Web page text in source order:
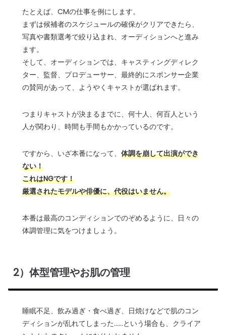
たとえば、CMの仕事を例にします。
まずは候補者のスケジュールの確保がクリアできたら、
写真や書類選考で絞り込まれ、オーディションへと進み
ます。
そして、オーディションでは、キャスティングディレク
ター、監督、プロデューサー、最終的にスポンサー企業
の賛同があって、ようやくキャストが選ばれます。
つまりキャストが決まるまでに、何十人、何百人という
人が関わり、時間も手間もかかっているのです。
ですから、いざ本番になって、 体調を崩して出演ができ
ない！
これはNGです！
厳選されたモデルや俳優に、代役はいません。
本番は最高のコンディションでのぞめるように、日々の
体調管理に気をつけましょう。
2）体型管理やお肌の管理
睡眠不足、飲み過ぎ・食べ過ぎ、日焼けなどで肌のコン
ディションが乱れてしまった……という場合も、クライア